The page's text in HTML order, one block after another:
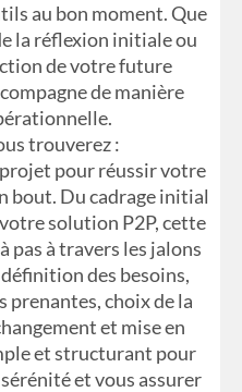
au bon moment. Que
la réflexion initiale ou
de votre future
de manière
trouverez :
pour réussir votre
bout. Du cadrage initial
solution P2P, cette
pas à travers les jalons
des besoins,
choix de la
et mise en
et structurant pour
et vous assurer